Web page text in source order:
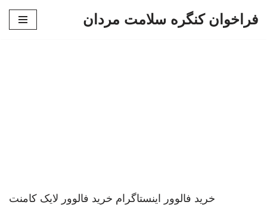
فراخوان کنگره سلامت مردان
خرید فالوور اینستاگرام خرید فالوور لایک کامنت